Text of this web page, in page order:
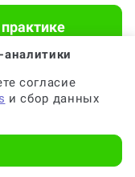
согласие
и сбор данных